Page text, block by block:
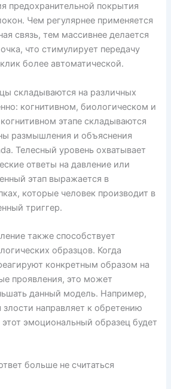
предохранительной покрытия
Чем регулярнее применяется
связь, тем массивнее делается
что стимулирует передачу
более автоматической.
складываются на различных
когнитивном, биологическом и
этапе складываются
размышления и объяснения
Телесный уровень охватывает
ответы на давление или
этап выражается в
которые человек производит в
триггер.
также способствует
образцов. Когда
конкретным образом на
проявления, это может
данный модель. Например,
направляет к обретению
эмоциональный образец будет
больше не считаться